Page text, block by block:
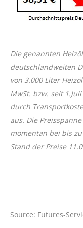
Die genannten
deutschlandweiten
von 3.000 Liter
MwSt. bzw. seit
durch
aus. Die
momentan bei bis
Stand der Preise
Source: Futures-